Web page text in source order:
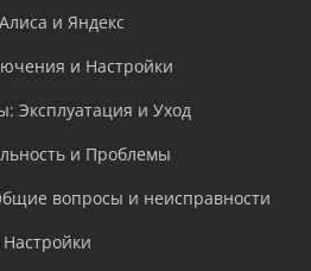
и Яндекс
и Настройки
Эксплуатация и Уход
и Проблемы
вопросы и неисправности